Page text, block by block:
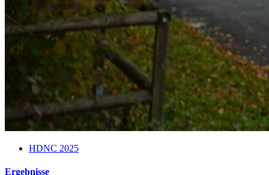
HDNC 2025
Ergebnisse